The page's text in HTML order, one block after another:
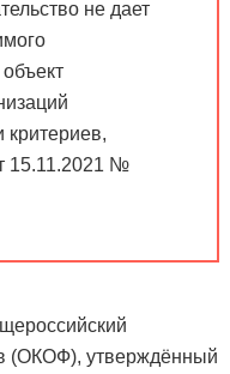
не дает
критериев,
15.11.2021 №
(ОКОФ), утверждённый